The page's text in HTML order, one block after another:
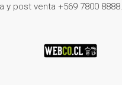
y post venta +569 7800 8888.